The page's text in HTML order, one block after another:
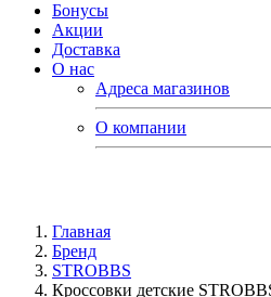
Бонусы
Акции
Доставка
О нас
Адреса магазинов
О компании
Главная
Бренд
STROBBS
Кроссовки детские